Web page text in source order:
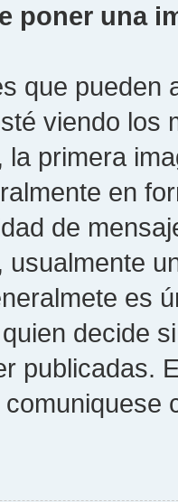
poner una
que pueden
viendo los
la primera
en
de
usualmente
es
decide
publicadas.